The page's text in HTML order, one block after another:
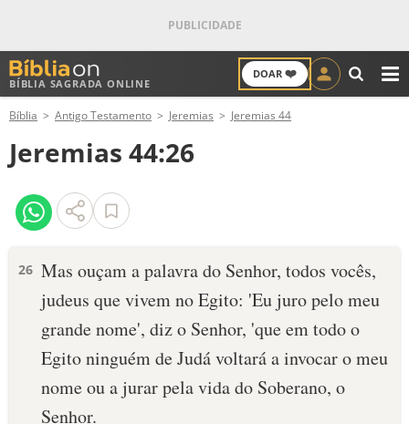
BÍBLIA SAGRADA ONLINE
DOAR ❤️
ANTIGO TESTAMENTO
NOVO TESTAMENTO
VERSÍCULOS
PALAVRA DO DIA
SALMO DO DIA
DEVOCIONAL DIÁRIO
Bíblia Antigo Testamento Jeremias Jeremias 44
Jeremias 44:26
26 Mas ouçam a palavra do Senhor, todos vocês,
judeus que vivem no Egito: 'Eu juro pelo meu
grande nome', diz o Senhor, 'que em todo o
Egito ninguém de Judá voltará a invocar o meu
nome ou a jurar pela vida do Soberano, o
Senhor.